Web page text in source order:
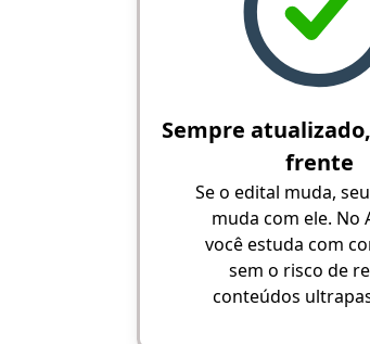
Sempre
frente
Se o edital muda,
muda com ele. No
você estuda com
sem o risco de
conteúdos